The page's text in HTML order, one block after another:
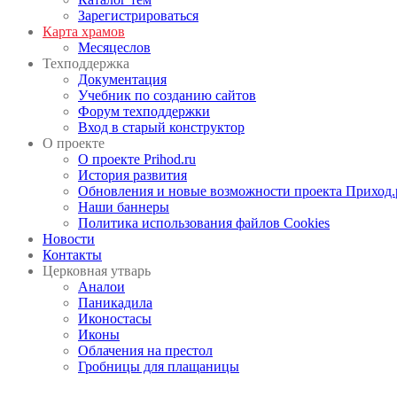
Зарегистрироваться
Карта храмов
Месяцеслов
Техподдержка
Документация
Учебник по созданию сайтов
Форум техподдержки
Вход в старый конструктор
О проекте
О проекте Prihod.ru
История развития
Обновления и новые возможности проекта
Наши баннеры
Политика использования файлов Cookies
Новости
Контакты
Церковная утварь
Аналои
Паникадила
Иконостасы
Иконы
Облачения на престол
Гробницы для плащаницы